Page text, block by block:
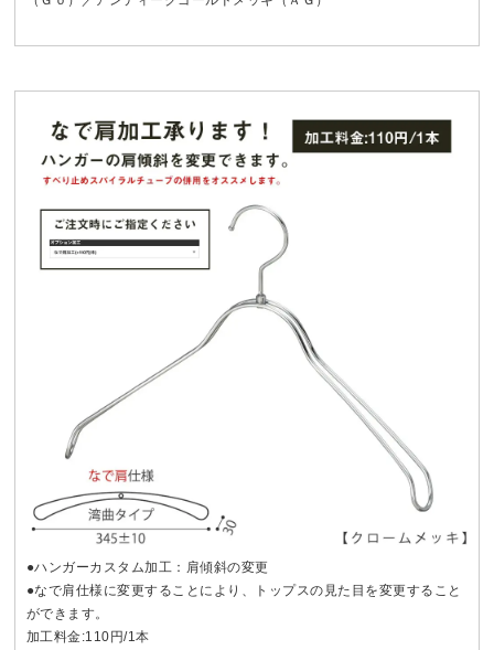
●ハンガーカスタム加工：肩傾斜の変更
●なで肩仕様に変更することにより、トップスの見た目を変更すること
ができます。
加工料金:110円/1本